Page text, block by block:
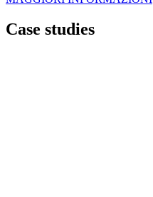
Case studies